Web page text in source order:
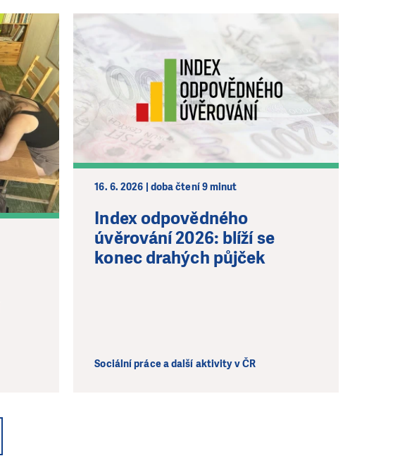
16. 6. 2026 | doba čtení 9 minut
Index odpovědného
úvěrování 2026: blíží se
konec drahých půjček
Sociální práce a další aktivity v ČR